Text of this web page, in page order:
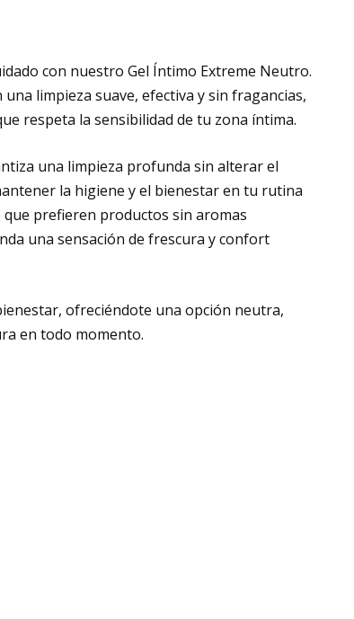
con nuestro Gel Íntimo Extreme Neutro.
limpieza suave, efectiva y sin fragancias,
respeta la sensibilidad de tu zona íntima.
una limpieza profunda sin alterar el
la higiene y el bienestar en tu rutina
prefieren productos sin aromas
una sensación de frescura y confort
ofreciéndote una opción neutra,
en todo momento.